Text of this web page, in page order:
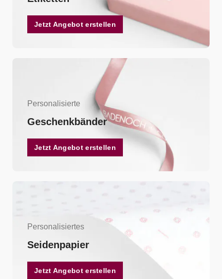
Jetzt Angebot erstellen
Personalisierte
Geschenkbänder
Jetzt Angebot erstellen
Personalisiertes
Seidenpapier
Jetzt Angebot erstellen